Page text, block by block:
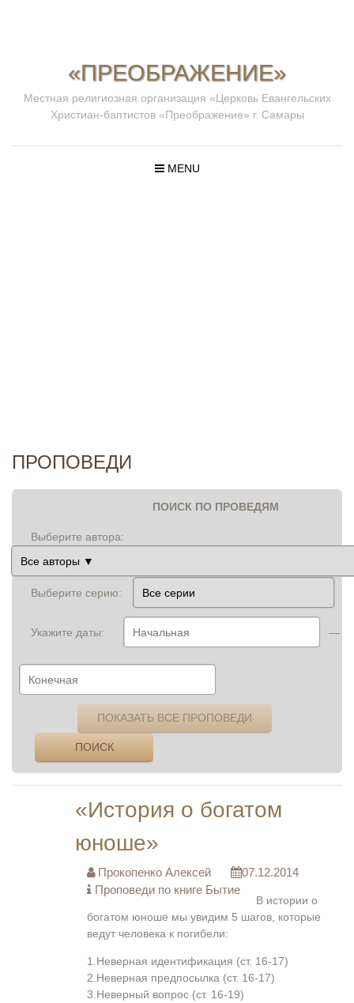
«ПРЕОБРАЖЕНИЕ»
Местная религиозная организация «Церковь Евангельских
Христиан-баптистов «Преображение» г. Самары
MENU
ПРОПОВЕДИ
ПОИСК ПО ПРОВЕДЯМ
Выберите автора:
Выберите серию:
Укажите даты: —
ПОКАЗАТЬ ВСЕ ПРОПОВЕДИ
ПОИСК
«История о богатом
юноше»
Прокопенко Алексей
Проповеди по книге Бытие
07.12.2014
В истории о
богатом юноше мы увидим 5 шагов, которые
ведут человека к погибели:
1.Неверная идентификация (ст. 16-17)
2.Неверная предпосылка (ст. 16-17)
3.Неверный вопрос (ст. 16-19)